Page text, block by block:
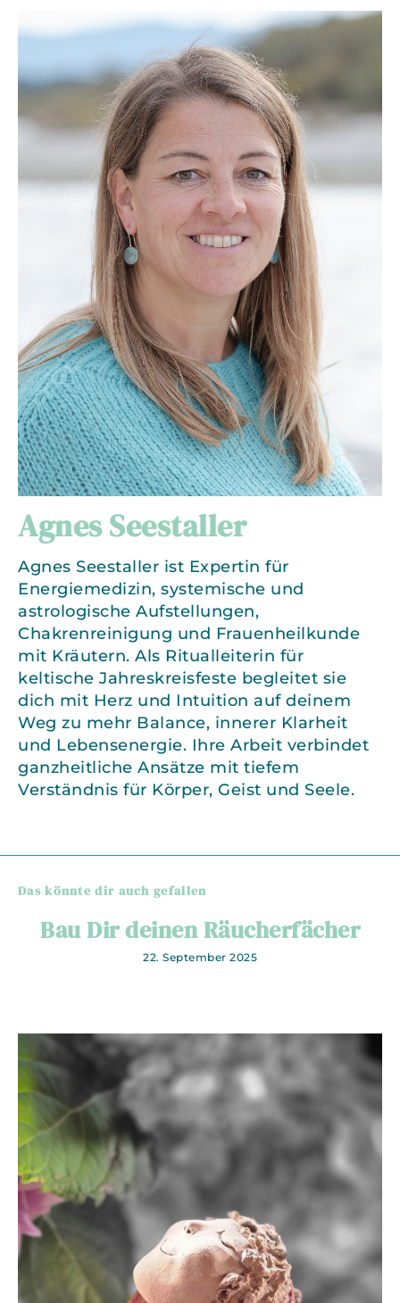
Agnes Seestaller
Agnes Seestaller ist Expertin für
Energiemedizin, systemische und
astrologische Aufstellungen,
Chakrenreinigung und Frauenheilkunde
mit Kräutern. Als Ritualleiterin für
keltische Jahreskreisfeste begleitet sie
dich mit Herz und Intuition auf deinem
Weg zu mehr Balance, innerer Klarheit
und Lebensenergie. Ihre Arbeit verbindet
ganzheitliche Ansätze mit tiefem
Verständnis für Körper, Geist und Seele.
Das könnte dir auch gefallen
Bau Dir deinen Räucherfächer
22. September 2025